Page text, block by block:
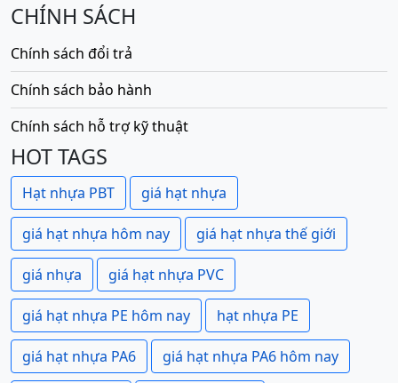
CHÍNH SÁCH
Chính sách đổi trả
Chính sách bảo hành
Chính sách hỗ trợ kỹ thuật
HOT TAGS
Hạt nhựa PBT giá hạt nhựa
giá hạt nhựa hôm nay giá hạt nhựa thế giới
giá nhựa giá hạt nhựa PVC
giá hạt nhựa PE hôm nay hạt nhựa PE
giá hạt nhựa PA6 giá hạt nhựa PA6 hôm nay